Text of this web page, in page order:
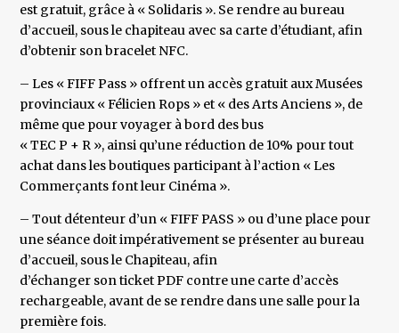
est gratuit, grâce à « Solidaris ». Se rendre au bureau
d’accueil, sous le chapiteau avec sa carte d’étudiant, afin
d’obtenir son bracelet NFC.
– Les « FIFF Pass » offrent un accès gratuit aux Musées
provinciaux « Félicien Rops » et « des Arts Anciens », de
même que pour voyager à bord des bus
« TEC P + R », ainsi qu’une réduction de 10% pour tout
achat dans les boutiques participant à l’action « Les
Commerçants font leur Cinéma ».
– Tout détenteur d’un « FIFF PASS » ou d’une place pour
une séance doit impérativement se présenter au bureau
d’accueil, sous le Chapiteau, afin
d’échanger son ticket PDF contre une carte d’accès
rechargeable, avant de se rendre dans une salle pour la
première fois.